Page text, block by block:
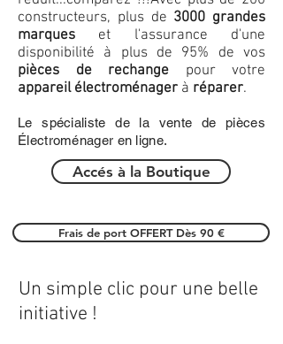
constructeurs, plus de 3000 grandes
marques et l'assurance d'une
disponibilité à plus de 95% de vos
pièces de rechange pour votre
appareil électroménager à réparer.
Le spécialiste de la vente de pièces
Électroménager en ligne.
Accés à la Boutique
Frais de port OFFERT Dès 90 €
Un simple clic pour une belle
initiative !